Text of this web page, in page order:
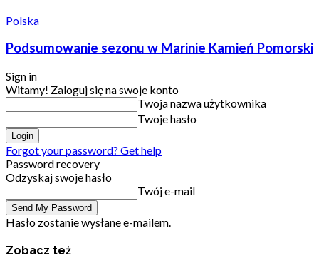
Polska
Podsumowanie sezonu w Marinie Kamień Pomorski
Sign in
Witamy! Zaloguj się na swoje konto
Twoja nazwa użytkownika
Twoje hasło
Forgot your password? Get help
Password recovery
Odzyskaj swoje hasło
Twój e-mail
Hasło zostanie wysłane e-mailem.
Zobacz też